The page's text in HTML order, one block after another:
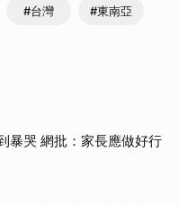
#台灣 #東南亞
暴哭 網批：家長應做好行